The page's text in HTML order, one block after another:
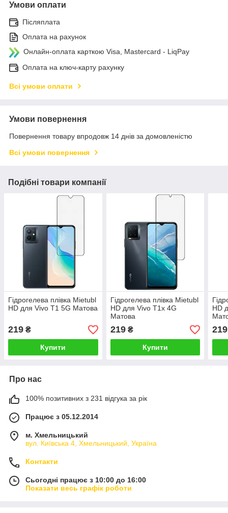
Умови оплати
Післяплата
Оплата на рахунок
Онлайн-оплата карткою Visa, Mastercard - LiqPay
Оплата на ключ-карту рахунку
Всі умови оплати
Умови повернення
Повернення товару впродовж 14 днів за домовленістю
Всі умови повернення
Подібні товари компанії
Гідрогелева плівка Mietubl
HD для Vivo T1 5G Матова
219 ₴
Купити
Гідрогелева плівка Mietubl
HD для Vivo T1x 4G
Матова
219₴
Купити
HD
219
Про нас
100% позитивних з 231 відгука за рік
Працює з 05.12.2014
м. Хмельницький
вул. Київська 4, Хмельницький, Україна
Контакти
Сьогодні працює з 10:00 до 16:00
Показати весь графік роботи